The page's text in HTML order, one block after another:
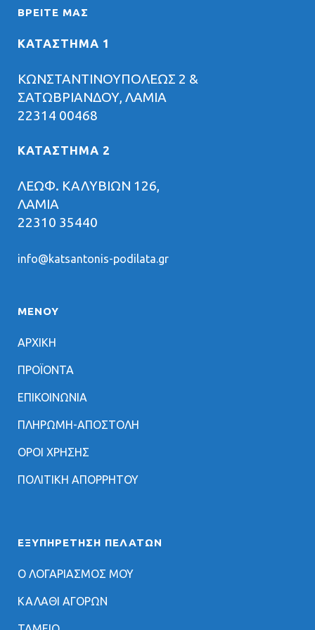
ΒΡΕΊΤΕ ΜΑΣ
ΚΑΤΑΣΤΗΜΑ 1
ΚΩΝΣΤΑΝΤΙΝΟΥΠΟΛΕΩΣ 2 &
ΣΑΤΩΒΡΙΑΝΔΟΥ, ΛΑΜΙΑ
22314 00468
ΚΑΤΑΣΤΗΜΑ 2
ΛΕΩΦ. ΚΑΛΥΒΙΩΝ 126,
ΛΑΜΙΑ
22310 35440
info@katsantonis-podilata.gr
ΜΕΝΟΥ
ΑΡΧΙΚΗ
ΠΡΟΪΟΝΤΑ
ΕΠΙΚΟΙΝΩΝΙΑ
ΠΛΗΡΩΜΗ-ΑΠΟΣΤΟΛΗ
ΟΡΟΙ ΧΡΗΣΗΣ
ΠΟΛΙΤΙΚΗ ΑΠΟΡΡΗΤΟΥ
ΕΞΥΠΗΡΈΤΗΣΗ ΠΕΛΑΤΏΝ
Ο ΛΟΓΑΡΙΑΣΜΟΣ ΜΟΥ
ΚΑΛΑΘΙ ΑΓΟΡΩΝ